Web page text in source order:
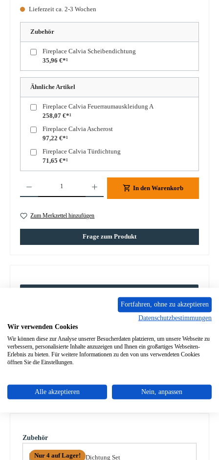
Lieferzeit ca. 2-3 Wochen
Zubehör
Fireplace Calvia Scheibendichtung
35,96 €*¹
Ähnliche Artikel
Fireplace Calvia Feuerraumauskleidung A
258,07 €*¹
Fireplace Calvia Ascherost
97,22 €*¹
Fireplace Calvia Türdichtung
71,65 €*¹
In den Warenkorb
Zum Merkzettel hinzufügen
Frage zum Produkt
Original Sichtscheibe für den Kaminofen Fireplace Calvia
Fireplace Calvia Sichtscheibe Eckdaten: Glas, Scheibe Maße
(B/…Mehr
Eigenschaften
Produktgalerie überspringen
Zubehör
Nur 4 auf Lager!
Fortfahren, ohne zu akzeptieren
Datenschutzbestimmungen
Wir verwenden Cookies
Wir können diese zur Analyse unserer Besucherdaten platzieren, um unsere Webseite zu
verbessern, personalisierte Inhalte anzuzeigen und Ihnen ein großartiges Webseiten-
Erlebnis zu bieten. Für weitere Informationen zu den von uns verwendeten Cookies
öffnen Sie die Einstellungen.
Alle akzeptieren Nein, anpassen